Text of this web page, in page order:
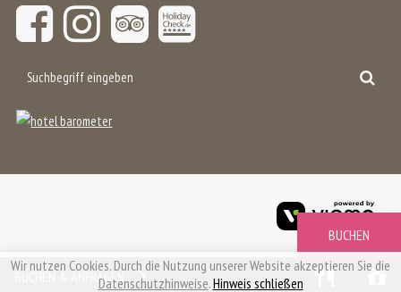
Wir nutzen Cookies. Durch die Nutzung unserer Website akzeptieren Sie die
Datenschutzhinweise.Hinweis schließen
BUCHEN & ANFRAGEN
Suchbegriff
vioma